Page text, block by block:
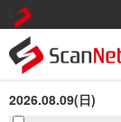
2026.08.09(日)